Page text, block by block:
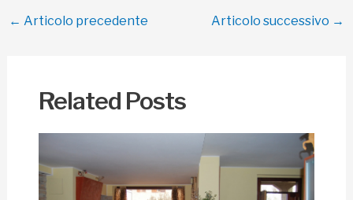
Navigazione
← Articolo precedente Articolo successivo →
Related Posts